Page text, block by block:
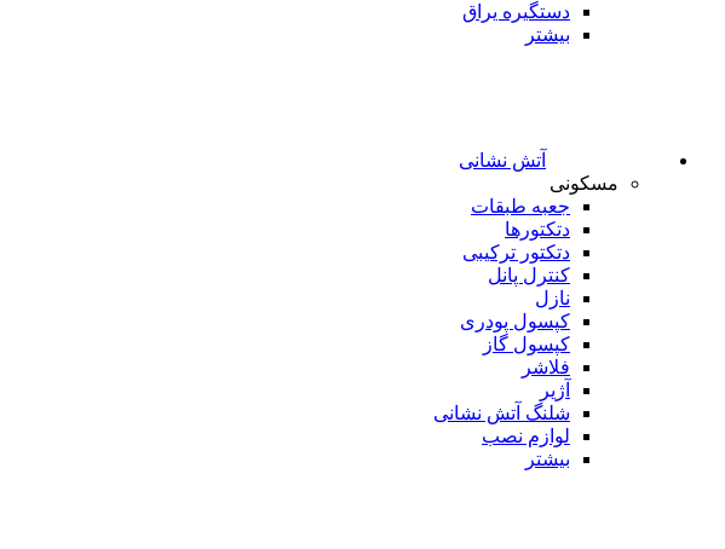
دستگیره یراق
بیشتر
آتش نشانی
مسکونی
جعبه طبقات
دتکتورها
دتکتور ترکیبی
کنترل پانل
نازل
کپسول پودری
کپسول گاز
فلاشر
آژیر
شلنگ آتش نشانی
لوازم نصب
بیشتر